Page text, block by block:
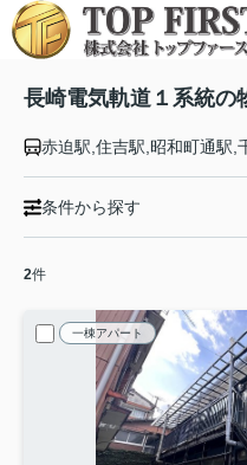
長崎電気軌道１系統の
条件から探す
2件
一棟アパート